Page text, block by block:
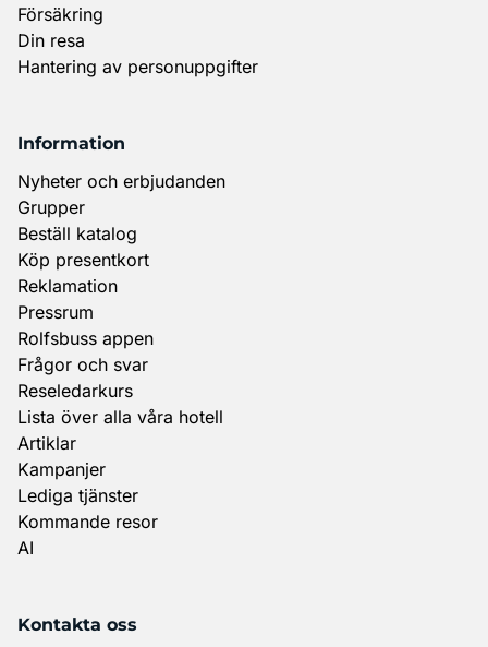
Försäkring
Din resa
Hantering av personuppgifter
Information
Nyheter och erbjudanden
Grupper
Beställ katalog
Köp presentkort
Reklamation
Pressrum
Rolfsbuss appen
Frågor och svar
Reseledarkurs
Lista över alla våra hotell
Artiklar
Kampanjer
Lediga tjänster
Kommande resor
AI
Kontakta oss